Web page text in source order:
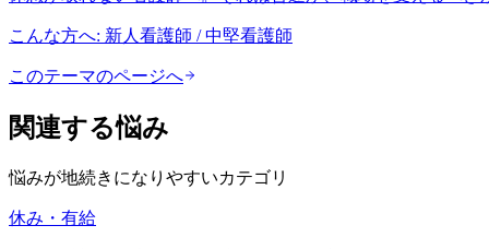
こんな方へ: 新人看護師 / 中堅看護師
このテーマのページへ
関連する悩み
悩みが地続きになりやすいカテゴリ
休み・有給